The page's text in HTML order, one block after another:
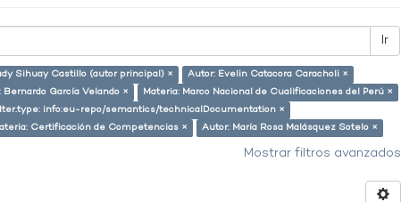
Ir
Sihuay Castillo (autor principal) ×
Autor: Evelin Catacora Caracholi ×
Bernardo García Velando ×
Materia: Marco Nacional de Cualificaciones del Perú ×
info:eu-repo/semantics/technicalDocumentation ×
Certificación de Competencias × Autor: María Rosa Malásquez Sotelo ×
Mostrar filtros avanzados